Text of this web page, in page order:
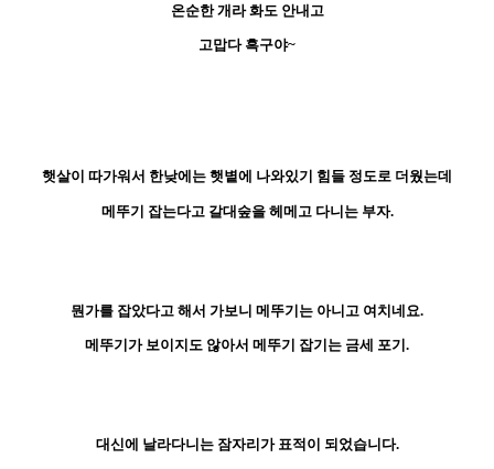
온순한 개라 화도 안내고
고맙다 흑구야~
햇살이 따가워서 한낮에는 햇볕에 나와있기 힘들 정도로 더웠는데
메뚜기 잡는다고 갈대숲을 헤메고 다니는 부자.
뭔가를 잡았다고 해서 가보니 메뚜기는 아니고 여치네요.
메뚜기가 보이지도 않아서 메뚜기 잡기는 금세 포기.
대신에 날라다니는 잠자리가 표적이 되었습니다.